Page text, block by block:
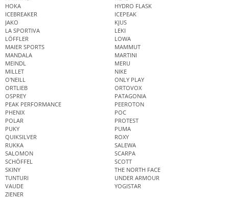
HOKA
HYDRO FLASK
ICEBREAKER
ICEPEAK
JAKO
KJUS
LA SPORTIVA
LEKI
LÖFFLER
LOWA
MAIER SPORTS
MAMMUT
MANDALA
MARTINI
MEINDL
MERU
MILLET
NIKE
O'NEILL
ONLY PLAY
ORTLIEB
ORTOVOX
OSPREY
PATAGONIA
PEAK PERFORMANCE
PEEROTON
PHENIX
POC
POLAR
PROTEST
PUKY
PUMA
QUIKSILVER
ROXY
RUKKA
SALEWA
SALOMON
SCARPA
SCHÖFFEL
SCOTT
SKINY
THE NORTH FACE
TUNTURI
UNDER ARMOUR
VAUDE
YOGISTAR
ZIENER